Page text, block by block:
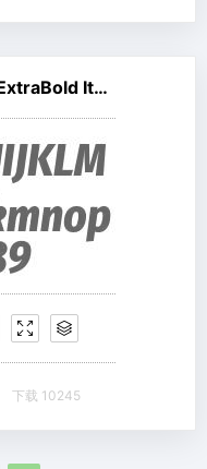
Fira Sans Condensed ExtraBold Italic
下载 10245